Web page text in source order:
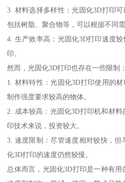
3. 材料选择多样性：光固化3D打印
包括树脂、聚合物等，可以根据不同
4. 生产效率高：光固化3D打印速度
印。
然而，光固化3D打印也存在一些限制：
1. 材料特性：光固化3D打印使用的
制作强度要求较高的物体。
2. 成本较高：光固化3D打印机和材
印技术来说，投资较大。
3. 速度限制：尽管速度相对较快，但
化3D打印的速度仍然较慢。
总体而言，光固化3D打印是一种有